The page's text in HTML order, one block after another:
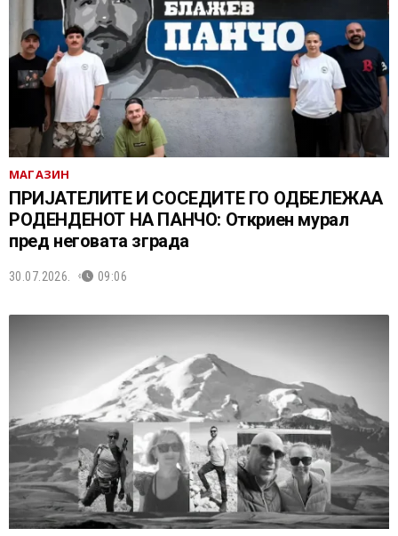
МАГАЗИН
ПРИЈАТЕЛИТЕ И СОСЕДИТЕ ГО ОДБЕЛЕЖАА
РОДЕНДЕНОТ НА ПАНЧО: Откриен мурал
пред неговата зграда
30.07.2026. 09:06